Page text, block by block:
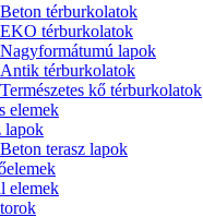
Beton térburkolatok
EKO térburkolatok
Nagyformátumú lapok
Antik térburkolatok
Természetes kő térburkolatok
elemek
lapok
Beton terasz lapok
elemek